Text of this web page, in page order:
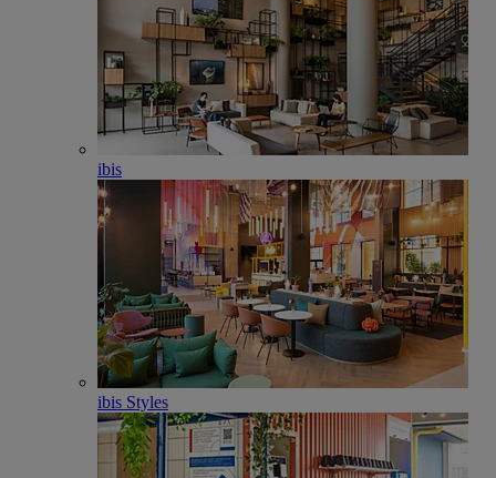
ibis
ibis Styles